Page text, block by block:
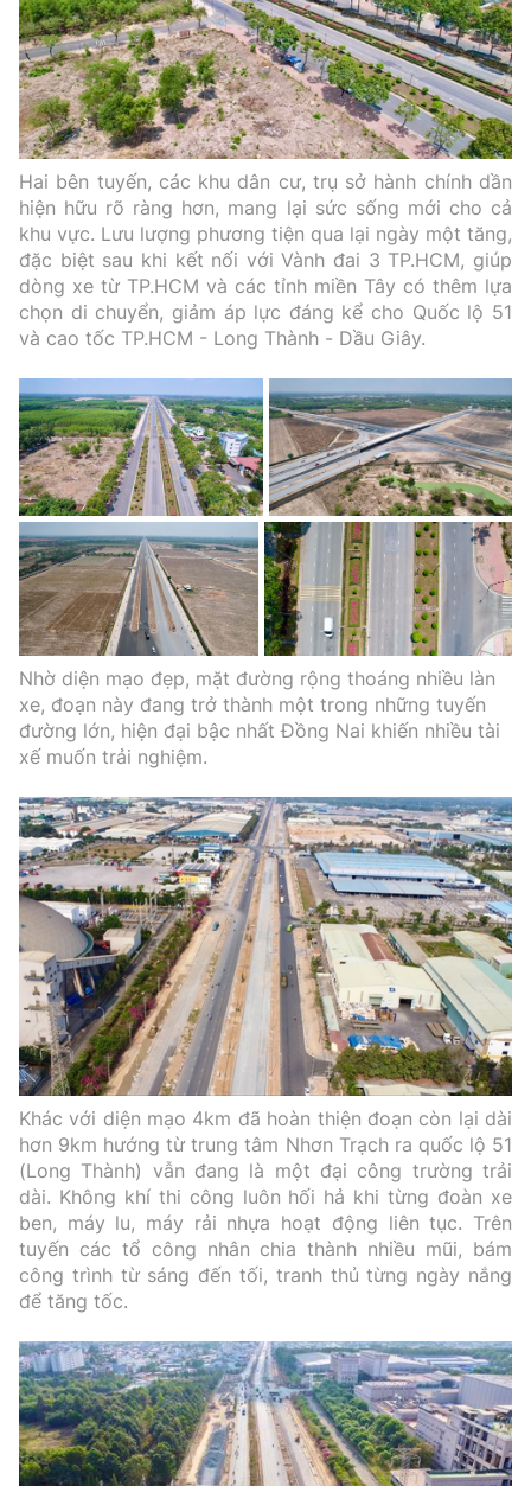
Hai bên tuyến, các khu dân cư, trụ sở hành chính dần
hiện hữu rõ ràng hơn, mang lại sức sống mới cho cả
khu vực. Lưu lượng phương tiện qua lại ngày một tăng,
đặc biệt sau khi kết nối với Vành đai 3 TP.HCM, giúp
dòng xe từ TP.HCM và các tỉnh miền Tây có thêm lựa
chọn di chuyển, giảm áp lực đáng kể cho Quốc lộ 51
và cao tốc TP.HCM - Long Thành - Dầu Giây.
Nhờ diện mạo đẹp, mặt đường rộng thoáng nhiều làn
xe, đoạn này đang trở thành một trong những tuyến
đường lớn, hiện đại bậc nhất Đồng Nai khiến nhiều tài
xế muốn trải nghiệm.
Khác với diện mạo 4km đã hoàn thiện đoạn còn lại dài
hơn 9km hướng từ trung tâm Nhơn Trạch ra quốc lộ 51
(Long Thành) vẫn đang là một đại công trường trải
dài. Không khí thi công luôn hối hả khi từng đoàn xe
ben, máy lu, máy rải nhựa hoạt động liên tục. Trên
tuyến các tổ công nhân chia thành nhiều mũi, bám
công trình từ sáng đến tối, tranh thủ từng ngày nắng
để tăng tốc.